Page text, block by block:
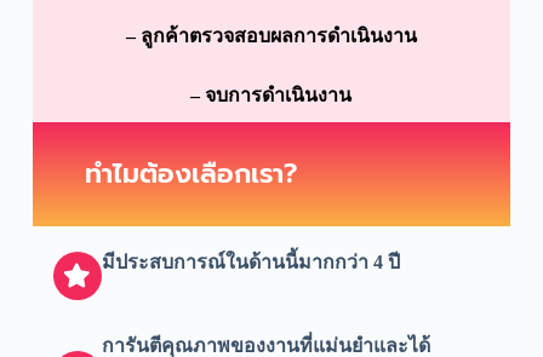
–ลูกค้าตรวจสอบผลการดำเนินงาน
– จบการดำเนินงาน
ทำไมต้องเลือกเรา?
มีประสบการณ์ในด้านนี้มากกว่า 4 ปี
การันตีคุณภาพของงานที่แม่นยำและได้